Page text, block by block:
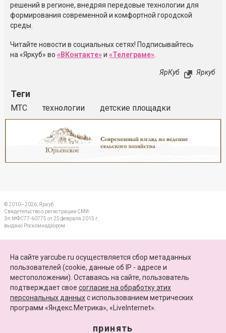
решений в регионе, внедряя передовые технологии для
формирования современной и комфортной городской
среды.
Читайте новости в социальных сетях! Подписывайтесь
на «Яркуб» во «ВКонтакте»и «Телеграме».
ЯрКуб Яркуб
Теги
МТС технологии детские площадки
© 2010—2026, Яркуб
Свидетельство о регистрации СМИ:
Эл №ФС77-60775 от 25 февраля 2015 г.
выдано Роскомнадзором
ПАРТНЕРЫ
КАРТА САЙТА
+7 (4852) 64-15-52
Сайт функционирует при финансовой поддержке Министерства цифрового развития,
На сайте yarcube.ru осуществляется сбор метаданных
пользователей (cookie, данные об IP - адресе и
местоположении). Оставаясь на сайте, пользователь
подтверждает свое согласие на обработку этих
персональных данныхc использованием метрических
программ «Яндекс.Метрика», «LiveInternet».
принять